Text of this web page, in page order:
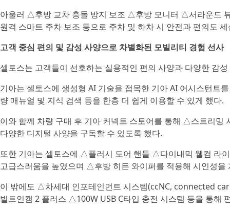
아울러 △후방 교차 충돌 방지 보조 △후방 모니터 △서라운드
원격 스마트 주차 보조 등으로 주차 및 하차 시 안전과 편의도
고객 중심 편의 및 감성 사양으로 차별화된 모빌리티 경험 선사
셀토스는 고객들이 선호하는 실용적인 편의 사양과 다양한 감
기아는 셀토스에 생성형 AI 기술을 접목한 기아 AI 어시스턴트
량 매뉴얼 및 지식 검색 등을 한층 더 쉽게 이용할 수 있게 했다.
이와 함께 차량 구매 후 기아 커넥트 스토어를 통해 △스트리
다양한 디지털 사양을 구독할 수 있도록 했다.
또한 기아는 셀토스에 △플러시 도어 핸들 △다이내믹 웰컴 라
고급스러움을 높였으며 △후방 히든 와이퍼를 적용해 시인성을
이 밖에도 △차세대 인포테인먼트 시스템(ccNC, connected
빌트인캠 2 플러스 △100W USB C타입 충전 시스템 등을 통해